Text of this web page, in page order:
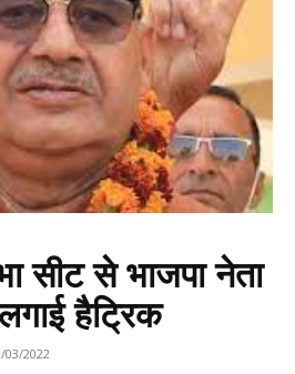
सीट से भाजपा नेता
हैट्रिक
03/2022